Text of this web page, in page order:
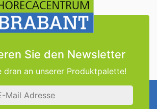
Sie den Newsletter
dran an unserer Produktpalette!